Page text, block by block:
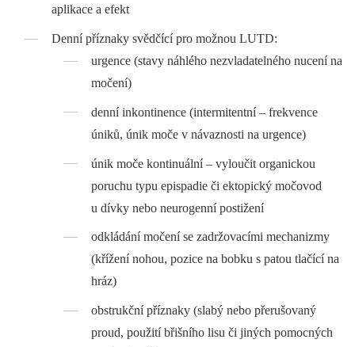
aplikace a efekt
Denní příznaky svědčící pro možnou LUTD:
urgence (stavy náhlého nezvladatelného nucení na
močení)
denní inkontinence (intermitentní –⁠ frekvence
úniků, únik moče v návaznosti na urgence)
únik moče kontinuální –⁠ vyloučit organickou
poruchu typu epispadie či ektopický močovod
u dívky nebo neurogenní postižení
odkládání močení se zadržovacími mechanizmy
(křížení nohou, pozice na bobku s patou tlačící na
hráz)
obstrukční příznaky (slabý nebo přerušovaný
proud, použití břišního lisu či jiných pomocných